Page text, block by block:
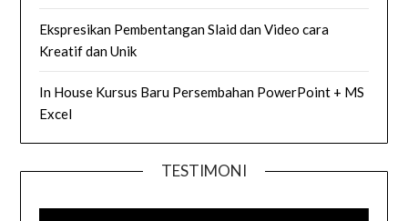
Ekspresikan Pembentangan Slaid dan Video cara
Kreatif dan Unik
In House Kursus Baru Persembahan PowerPoint + MS
Excel
TESTIMONI